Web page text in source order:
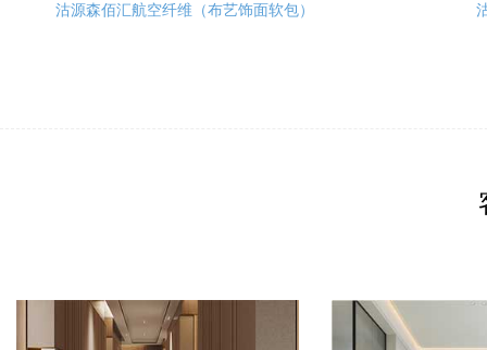
沽源森佰汇航空纤维（布艺饰面软包）